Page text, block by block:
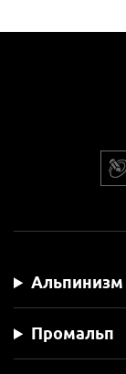
Альпинизм
Промальп